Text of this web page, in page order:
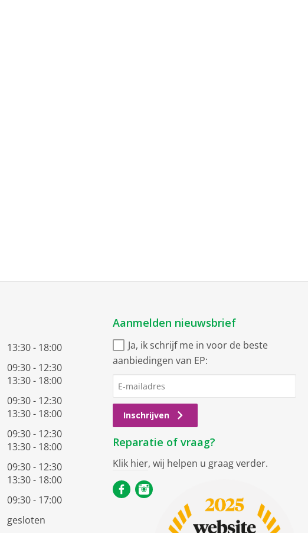
13:30 - 18:00
09:30 - 12:30
13:30 - 18:00
09:30 - 12:30
13:30 - 18:00
09:30 - 12:30
13:30 - 18:00
09:30 - 12:30
13:30 - 18:00
09:30 - 17:00
gesloten
Aanmelden nieuwsbrief
Ja, ik schrijf me in voor de beste
aanbiedingen van EP:
Inschrijven
Reparatie of vraag?
Klik hier, wij helpen u graag verder.